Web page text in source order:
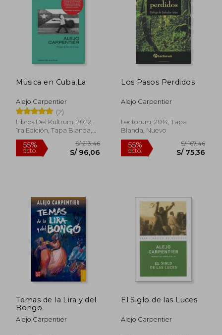
dcto. S/ 37,28 dcto.
Musica en Cuba,La
Alejo Carpentier
(2)
Libros Del Kultrum, 2022,
1ra Edición, Tapa Blanda,
Nuevo
Los Pasos Perdidos
Alejo Carpentier
Lectorum, 2014, Tapa
Blanda, Nuevo
Temas de la Lira y del
Bongo
Alejo Carpentier
El Siglo de las Luces
Alejo Carpentier